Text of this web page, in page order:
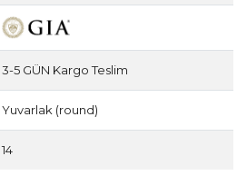
3-5 GÜN Kargo Teslim
Yuvarlak (round)
14